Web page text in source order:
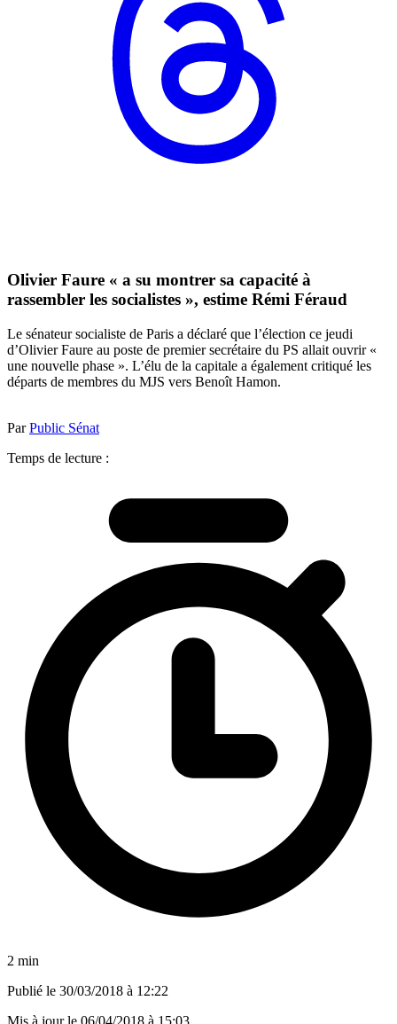
Olivier Faure « a su montrer sa capacité à
rassembler les socialistes », estime Rémi Féraud
Le sénateur socialiste de Paris a déclaré que l’élection ce jeudi
d’Olivier Faure au poste de premier secrétaire du PS allait ouvrir «
une nouvelle phase ». L’élu de la capitale a également critiqué les
départs de membres du MJS vers Benoît Hamon.
ParPublic Sénat
Temps de lecture :
2 min
Publié le 30/03/2018 à 12:22
Mis à jour le 06/04/2018 à 15:03